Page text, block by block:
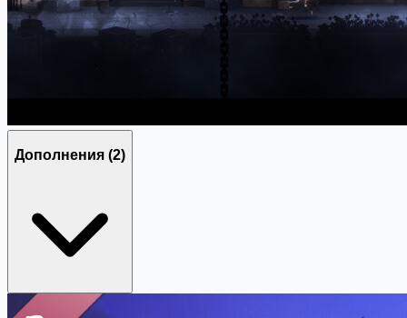
Дополнения (2)